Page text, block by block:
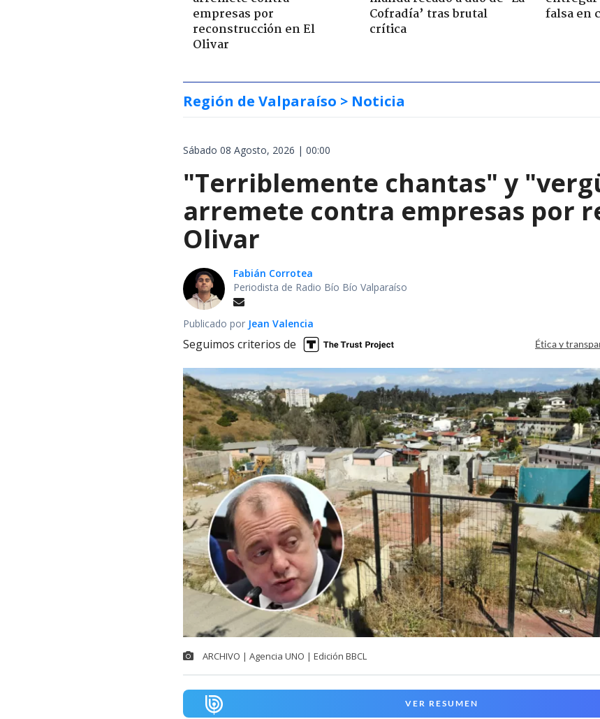
empresas por
reconstrucción en El
Olivar
Cofradía’ tras brutal
crítica
falsa en
Región de Valparaíso > Noticia
Sábado 08 Agosto, 2026 | 00:00
"Terriblemente chantas" y
arremete contra empresas por
Olivar
Fabián Corrotea
Periodista de Radio Bío Bío Valparaíso
Publicado por Jean Valencia
Seguimos criterios de Ética y
ARCHIVO | Agencia UNO | Edición BBCL
VER RESUMEN